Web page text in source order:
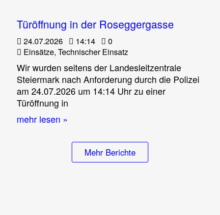
Türöffnung in der Roseggergasse
24.07.2026 14:14
0
Einsätze, Technischer Einsatz
Wir wurden seitens der Landesleitzentrale
Steiermark nach Anforderung durch die Polizei
am 24.07.2026 um 14:14 Uhr zu einer
Türöffnung in
mehr lesen »
Mehr Berichte